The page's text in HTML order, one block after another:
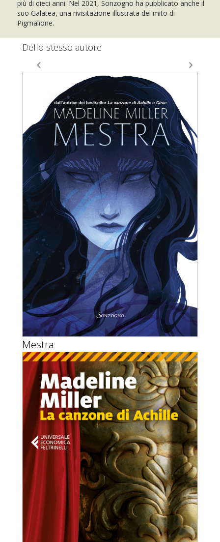
più di dieci anni. Nel 2021, Sonzogno ha pubblicato anche il
suo Galatea, una rivisitazione illustrata del mito di
Pigmalione.
Dello stesso autore
Mestra